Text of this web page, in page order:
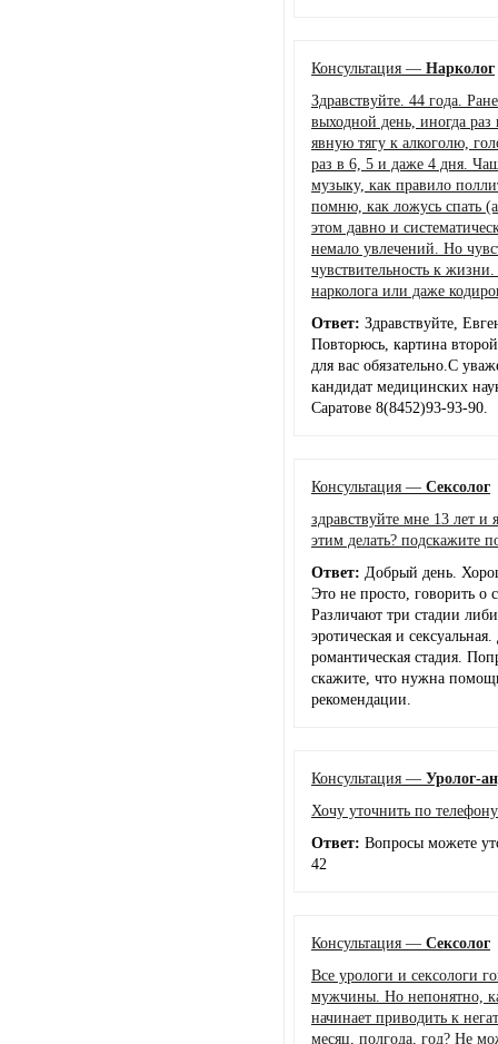
Консультация — Нарколог
Здравствуйте. 44 года.
выходной день, иногда
явную тягу к алкоголю,
раз в 6, 5 и даже 4 дня.
музыку, как правило
помню, как ложусь спать
этом давно и
немало увлечений. Но
чувствительность к
нарколога или даже
Ответ: Здравствуйте,
Повторюсь, картина
для вас обязательно.С
кандидат медицинских
Саратове 8(8452)93-93-90.
Консультация — Сексолог
здравствуйте мне 13 лет и
этим делать? подскажите
Ответ: Добрый день.
Это не просто, говорить о
Различают три стадии
эротическая и
романтическая стадия.
скажите, что нужна
рекомендации.
Консультация — Уролог-
Хочу уточнить по телефону
Ответ: Вопросы можете
42
Консультация — Сексолог
Все урологи и сексологи
мужчины. Но непонятно,
начинает приводить к
месяц, полгода, год? Не